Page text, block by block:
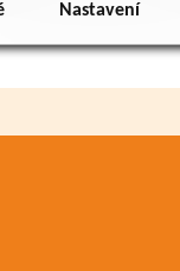
Nastavení